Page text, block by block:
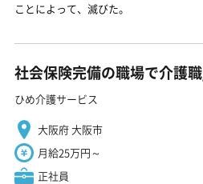
ことによって、滅びた。
社会保険完備の職場で介護
ひめ介護サービス
大阪府 大阪市
月給25万円～
正社員